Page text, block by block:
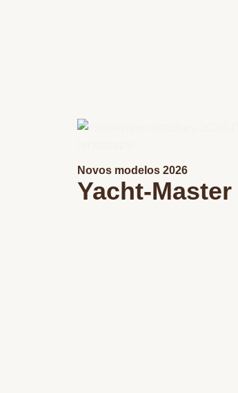
Novos modelos 2026
Yacht-Master